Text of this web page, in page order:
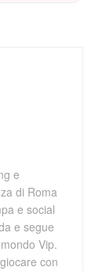
e
di Roma
e social
e segue
Vip.
con